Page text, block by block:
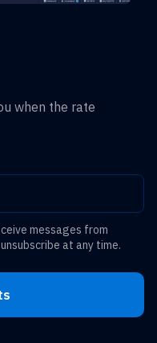
when the rate
messages from
at any time.